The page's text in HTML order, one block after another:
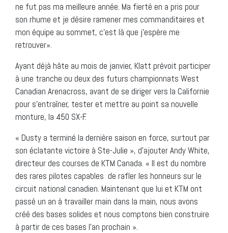
ne fut pas ma meilleure année. Ma fierté en a pris pour
son rhume et je désire ramener mes commanditaires et
mon équipe au sommet, c’est là que j’espère me
retrouver».
Ayant déjà hâte au mois de janvier, Klatt prévoit participer
à une tranche ou deux des futurs championnats West
Canadian Arenacross, avant de se diriger vers la Californie
pour s’entraîner, tester et mettre au point sa nouvelle
monture, la 450 SX-F.
« Dusty a terminé la dernière saison en force, surtout par
son éclatante victoire à Ste-Julie », d’ajouter Andy White,
directeur des courses de KTM Canada. « Il est du nombre
des rares pilotes capables de rafler les honneurs sur le
circuit national canadien. Maintenant que lui et KTM ont
passé un an à travailler main dans la main, nous avons
créé des bases solides et nous comptons bien construire
à partir de ces bases l’an prochain ».